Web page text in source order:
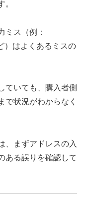
。
ミス（例：
）はよくあるミスの
ていても、購入者側
で状況がわからなく
、まずアドレスの入
ある誤りを確認して